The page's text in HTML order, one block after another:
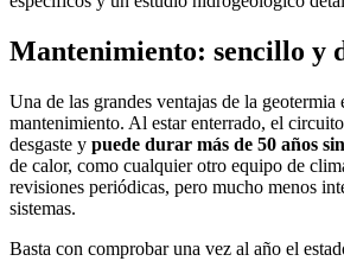
Mantenimiento: sencillo y
Una de las grandes ventajas de la geotermia
mantenimiento. Al estar enterrado, el
desgaste y puede durar más de 50 años
de calor, como cualquier otro equipo de
revisiones periódicas, pero mucho menos
sistemas.
Basta con comprobar una vez al año el